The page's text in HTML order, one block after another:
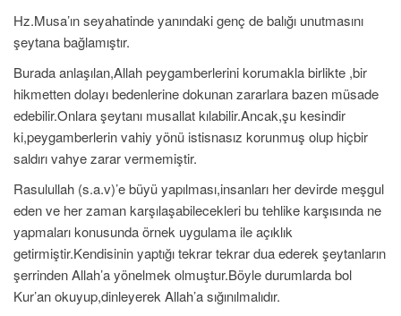
Hz.Musa’ın seyahatinde yanındaki genç de balığı unutmasını
şeytana bağlamıştır.
Burada anlaşılan,Allah peygamberlerini korumakla birlikte ,bir
hikmetten dolayı bedenlerine dokunan zararlara bazen müsade
edebilir.Onlara şeytanı musallat kılabilir.Ancak,şu kesindir
ki,peygamberlerin vahiy yönü istisnasız korunmuş olup hiçbir
saldırı vahye zarar vermemiştir.
Rasulullah (s.a.v)’e büyü yapılması,insanları her devirde meşgul
eden ve her zaman karşılaşabilecekleri bu tehlike karşısında ne
yapmaları konusunda örnek uygulama ile açıklık
getirmiştir.Kendisinin yaptığı tekrar tekrar dua ederek şeytanların
şerrinden Allah’a yönelmek olmuştur.Böyle durumlarda bol
Kur’an okuyup,dinleyerek Allah’a sığınılmalıdır.